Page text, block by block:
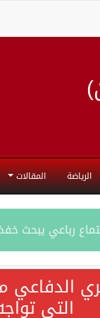
الرياضة المقالات
رباعي يبحث
جميع إجراءات
التي